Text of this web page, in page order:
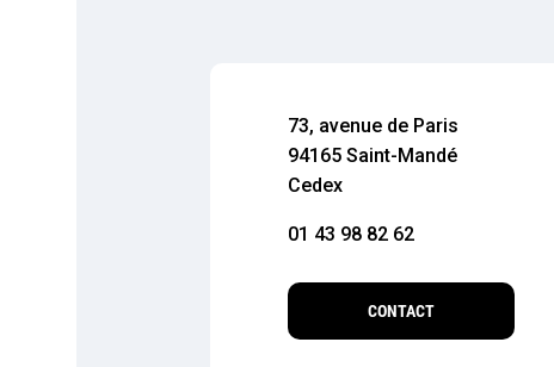
73, avenue de Paris
94165 Saint-Mandé
Cedex
01 43 98 82 62
CONTACT